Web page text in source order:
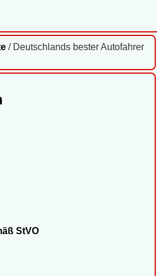
/ Deutschlands bester Autofahrer
StVO